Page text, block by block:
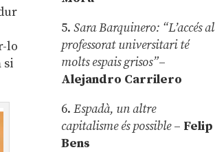
lo
si
5.Sara Barquinero: “L’accés al
professorat universitari té
molts espais grisos”–
Alejandro Carrilero
6.Espadà, un altre
capitalisme és possible – Felip
Bens